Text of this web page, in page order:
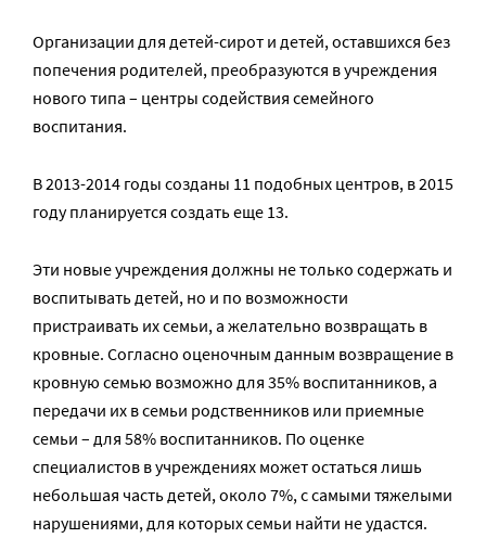
Организации для детей-сирот и детей, оставшихся без
попечения родителей, преобразуются в учреждения
нового типа – центры содействия семейного
воспитания.
В 2013-2014 годы созданы 11 подобных центров, в 2015
году планируется создать еще 13.
Эти новые учреждения должны не только содержать и
воспитывать детей, но и по возможности
пристраивать их семьи, а желательно возвращать в
кровные. Согласно оценочным данным возвращение в
кровную семью возможно для 35% воспитанников, а
передачи их в семьи родственников или приемные
семьи – для 58% воспитанников. По оценке
специалистов в учреждениях может остаться лишь
небольшая часть детей, около 7%, с самыми тяжелыми
нарушениями, для которых семьи найти не удастся.